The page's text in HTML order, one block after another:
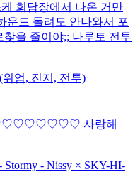
회담장에서 나온 거만
운드 돌려도 안나와서 포
을 줄이야;; 나루토 전투
엄, 진지, 전투)
사랑해
- Nissy × SKY-HI-